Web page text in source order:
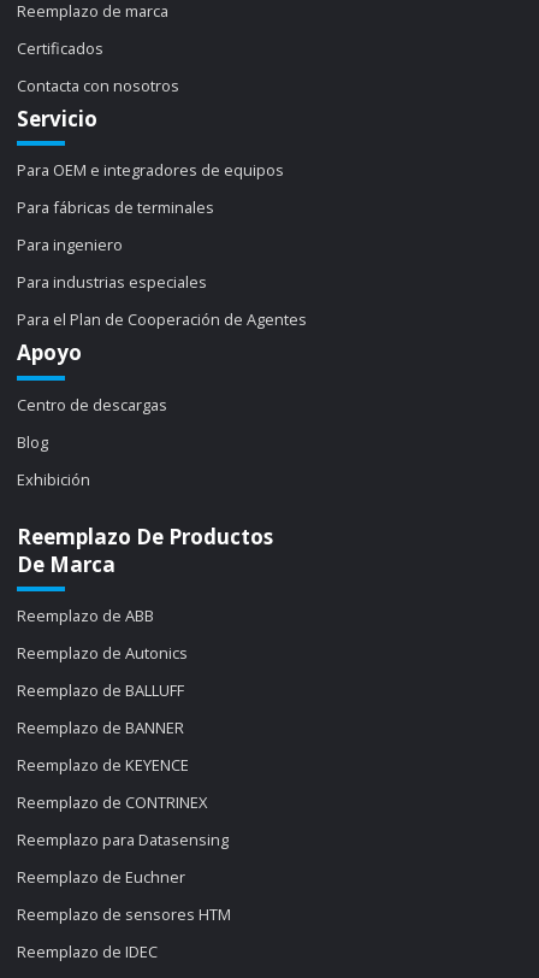
Reemplazo de marca
Certificados
Contacta con nosotros
Servicio
Para OEM e integradores de equipos
Para fábricas de terminales
Para ingeniero
Para industrias especiales
Para el Plan de Cooperación de Agentes
Apoyo
Centro de descargas
Blog
Exhibición
Reemplazo De Productos
De Marca
Reemplazo de ABB
Reemplazo de Autonics
Reemplazo de BALLUFF
Reemplazo de BANNER
Reemplazo de KEYENCE
Reemplazo de CONTRINEX
Reemplazo para Datasensing
Reemplazo de Euchner
Reemplazo de sensores HTM
Reemplazo de IDEC